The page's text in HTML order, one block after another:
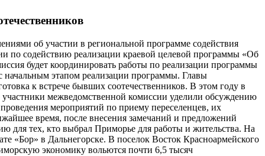
об участии в региональной программе содействия
по содействию реализации краевой целевой программы «Об
будет координировать работы по реализации программы
начальным этапом реализации программы. Главы
к встрече бывших соотечественников. В этом году в
межведомственной комиссии уделили обсуждению
мероприятий по приему переселенцев, их
время, после внесения замечаний и предложений
для тех, кто выбрал Приморье для работы и жительства. На
«Бор» в Дальнегорске. В поселок Восток Красноармейского
экономику вольются почти 6,5 тысяч